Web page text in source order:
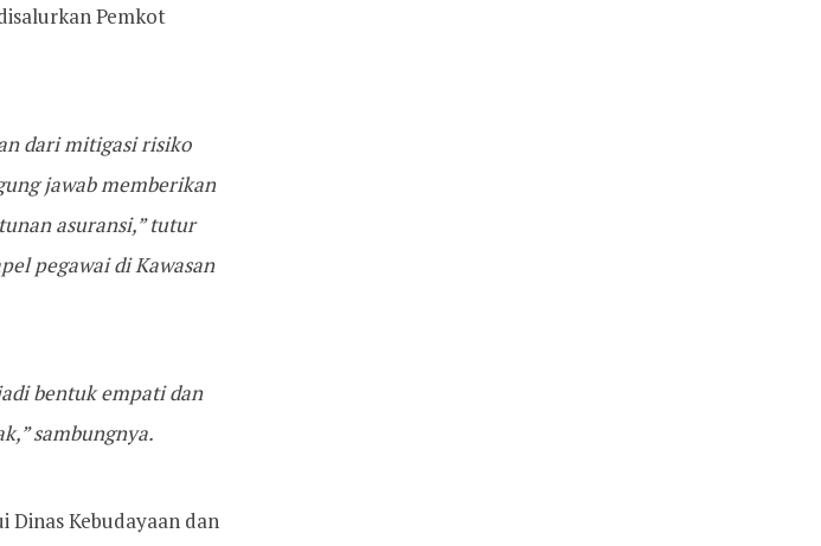
Pemkot
dari mitigasi risiko
jawab memberikan
asuransi,” tutur
pegawai di Kawasan
bentuk empati dan
sambungnya.
Kebudayaan dan